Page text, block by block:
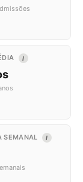
I
SEMANAL I